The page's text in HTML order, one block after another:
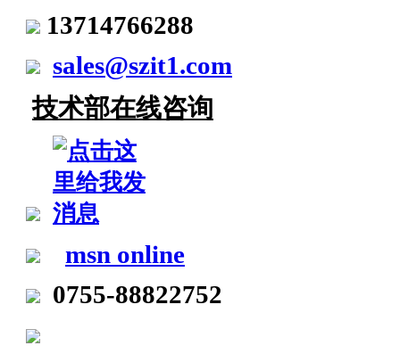
13714766288
sales@szit1.com
技术部在线咨询
msn online
0755-88822752